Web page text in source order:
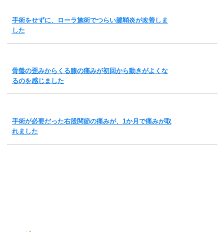
手術をせずに、ローラ施術でつらい腱鞘炎が改善しま
した
骨盤の歪みからくる膝の痛みが初回から動きがよくな
るのを感じました
手術が必要だった右股関節の痛みが、1か月で痛みが取
れました